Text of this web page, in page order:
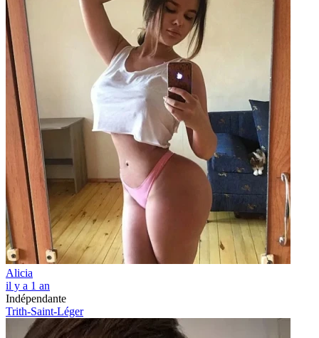
Alicia
il y a 1 an
Indépendante
Trith-Saint-Léger